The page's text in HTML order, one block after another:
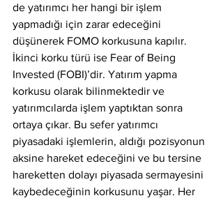
de yatırımcı her hangi bir işlem
yapmadığı için zarar edeceğini
düşünerek FOMO korkusuna kapılır.
İkinci korku türü ise Fear of Being
Invested (FOBI)’dir. Yatırım yapma
korkusu olarak bilinmektedir ve
yatırımcılarda işlem yaptıktan sonra
ortaya çıkar. Bu sefer yatırımcı
piyasadaki işlemlerin, aldığı pozisyonun
aksine hareket edeceğini ve bu tersine
hareketten dolayı piyasada sermayesini
kaybedeceğinin korkusunu yaşar. Her